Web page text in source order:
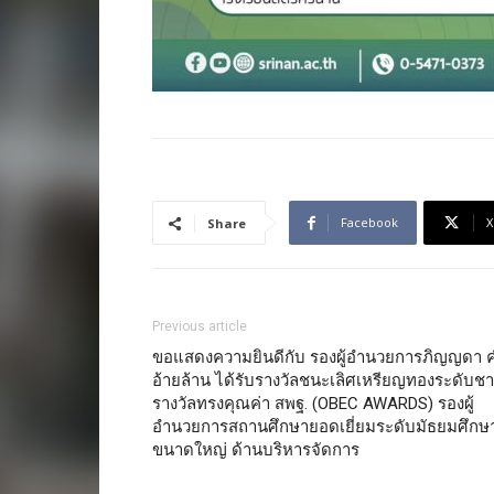
Share Facebook X
Previous article
ขอแสดงความยินดีกับ รองผู้อำนวยการภิญญดา
อ้ายล้าน ได้รับรางวัลชนะเลิศเหรียญทองระดับช
รางวัลทรงคุณค่า สพฐ. (OBEC AWARDS) รองผู้
อำนวยการสถานศึกษายอดเยี่ยมระดับมัธยมศึกษ
ขนาดใหญ่ ด้านบริหารจัดการ